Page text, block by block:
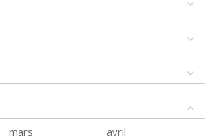
mars
avril